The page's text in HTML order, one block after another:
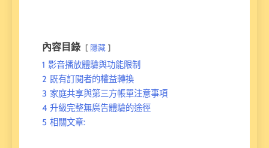
內容目錄 隱藏
1 影音播放體驗與功能限制
2 既有訂閱者的權益轉換
3 家庭共享與第三方帳單注意事項
4 升級完整無廣告體驗的途徑
5 相關文章: